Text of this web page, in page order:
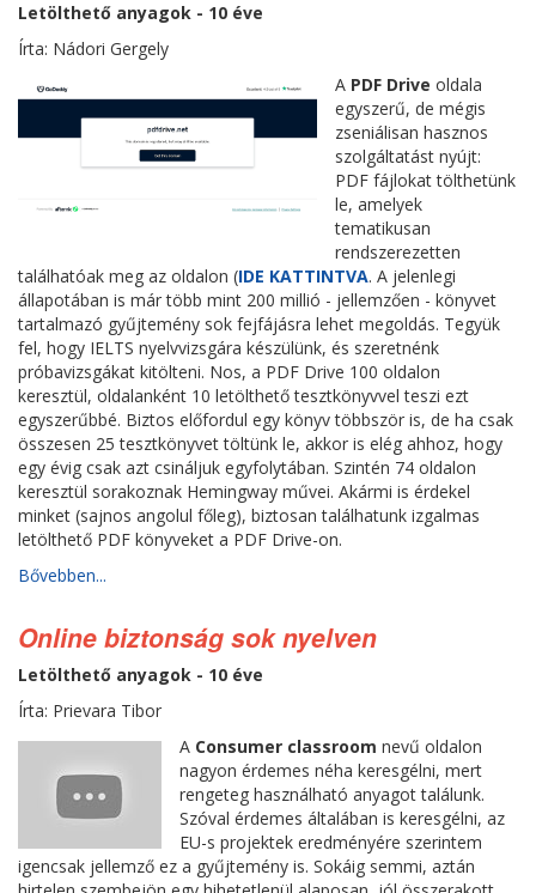
Letölthető anyagok - 10 éve
Írta: Nádori Gergely
A PDF Drive oldala
egyszerű, de mégis
zseniálisan hasznos
szolgáltatást nyújt:
PDF fájlokat tölthetünk
le, amelyek
tematikusan
rendszerezetten
találhatóak meg az oldalon (IDE KATTINTVA. A jelenlegi
állapotában is már több mint 200 millió - jellemzően - könyvet
tartalmazó gyűjtemény sok fejfájásra lehet megoldás. Tegyük
fel, hogy IELTS nyelvvizsgára készülünk, és szeretnénk
próbavizsgákat kitölteni. Nos, a PDF Drive 100 oldalon
keresztül, oldalanként 10 letölthető tesztkönyvvel teszi ezt
egyszerűbbé. Biztos előfordul egy könyv többször is, de ha csak
összesen 25 tesztkönyvet töltünk le, akkor is elég ahhoz, hogy
egy évig csak azt csináljuk egyfolytában. Szintén 74 oldalon
keresztül sorakoznak Hemingway művei. Akármi is érdekel
minket (sajnos angolul főleg), biztosan találhatunk izgalmas
letölthető PDF könyveket a PDF Drive-on.
Bővebben...
Online biztonság sok nyelven
Letölthető anyagok - 10 éve
Írta: Prievara Tibor
A Consumer classroom nevű oldalon
nagyon érdemes néha keresgélni, mert
rengeteg használható anyagot találunk.
Szóval érdemes általában is keresgélni, az
EU-s projektek eredményére szerintem
igencsak jellemző ez a gyűjtemény is. Sokáig semmi, aztán